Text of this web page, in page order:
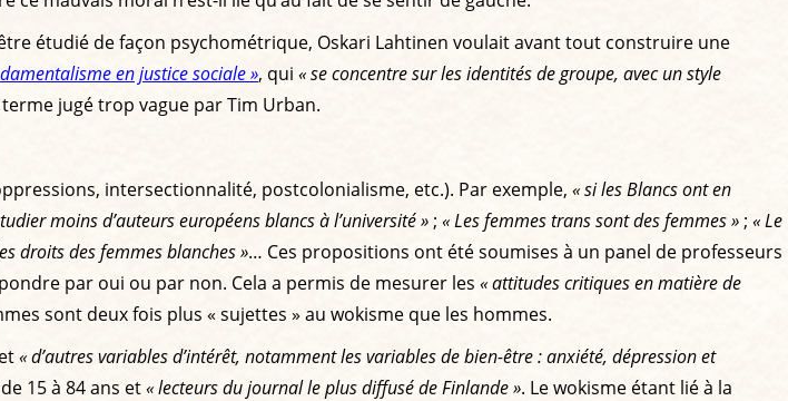
étudié de façon psychométrique, Oskari Lahtinen voulait avant tout construire une
en justice sociale », qui « se concentre sur les identités de groupe, avec un style
jugé trop vague par Tim Urban.
intersectionnalité, postcolonialisme, etc.). Par exemple, « si les Blancs ont en
moins d’auteurs européens blancs à l’université » ; « Les femmes trans sont des femmes » ; « Le
droits des femmes blanches »… Ces propositions ont été soumises à un panel de professeurs
par oui ou par non. Cela a permis de mesurer les « attitudes critiques en matière de
sont deux fois plus « sujettes » au wokisme que les hommes.
« d’autres variables d’intérêt, notamment les variables de bien-être : anxiété, dépression et
15 à 84 ans et« lecteurs du journal le plus diffusé de Finlande ». Le wokisme étant lié à la